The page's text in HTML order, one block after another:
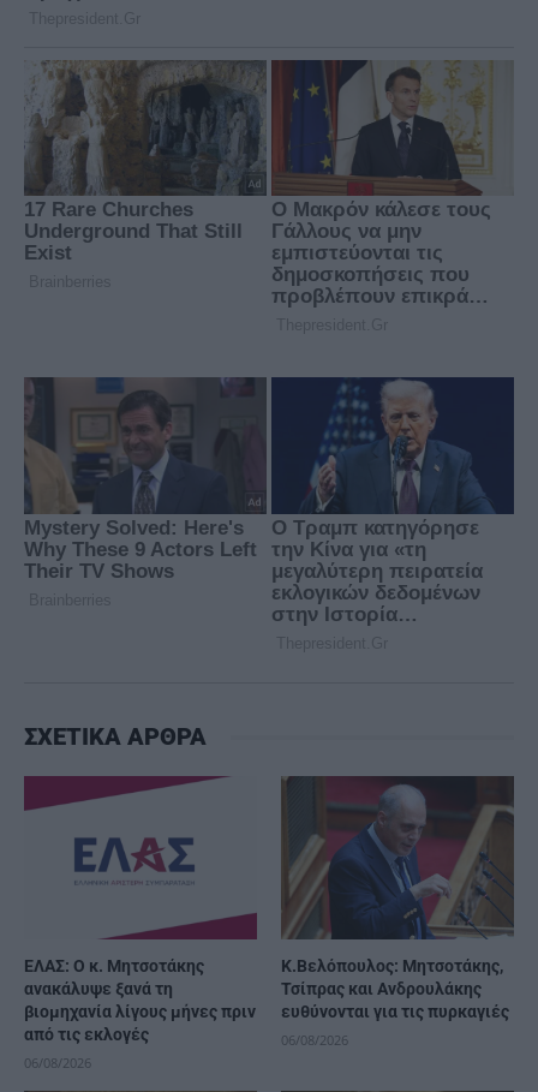
ΣΧΕΤΙΚΑ ΑΡΘΡΑ
ΕΛΑΣ: Ο κ. Μητσοτάκης
ανακάλυψε ξανά τη
βιομηχανία λίγους μήνες πριν
από τις εκλογές
06/08/2026
K.Βελόπουλος: Μητσοτάκης,
Τσίπρας και Ανδρουλάκης
ευθύνονται για τις πυρκαγιές
06/08/2026